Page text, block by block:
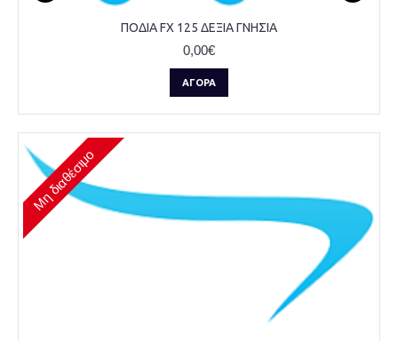
ΠΟΔΙΑ FX 125 ΔΕΞΙΑ ΓΝΗΣΙΑ
0,00€
ΑΓΟΡΆ
Μη διαθέσιμο